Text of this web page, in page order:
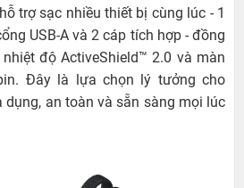
trợ sạc nhiều thiết bị cùng lúc - 1
USB‑A và 2 cáp tích hợp - đồng
độ ActiveShield™ 2.0 và màn
Đây là lựa chọn lý tưởng cho
an toàn và sẵn sàng mọi lúc